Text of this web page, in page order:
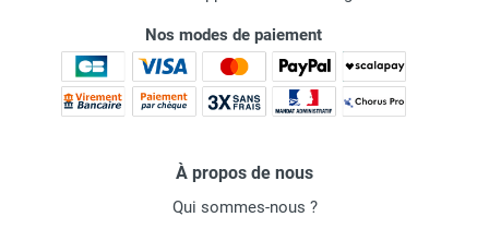
Nos modes de paiement
À propos de nous
Qui sommes-nous ?